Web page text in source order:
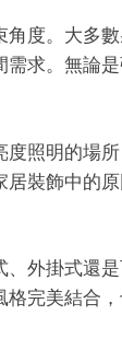
度。大多
求。無論
照明的場
裝飾中的
外掛式還
完美結合